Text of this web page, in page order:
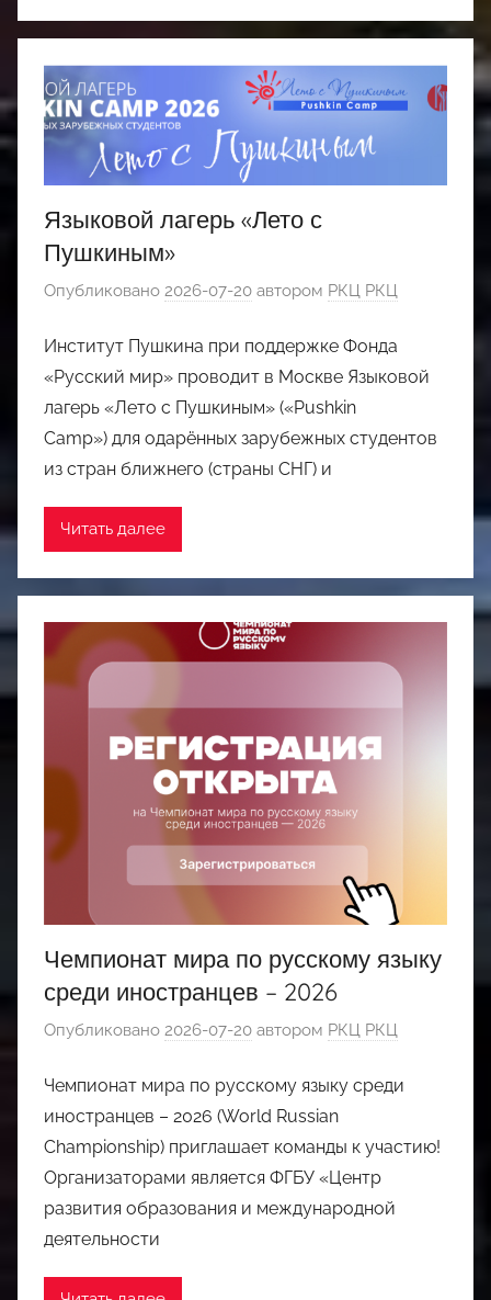
Языковой лагерь «Лето с
Пушкиным»
Опубликовано 2026-07-20 автором РКЦ РКЦ
Институт Пушкина при поддержке Фонда
«Русский мир» проводит в Москве Языковой
лагерь «Лето с Пушкиным» («Pushkin
Camp») для одарённых зарубежных студентов
из стран ближнего (страны СНГ) и
Читать далее
Чемпионат мира по русскому языку
среди иностранцев – 2026
Опубликовано 2026-07-20 автором РКЦ РКЦ
Чемпионат мира по русскому языку среди
иностранцев – 2026 (World Russian
Championship) приглашает команды к участию!
Организаторами является ФГБУ «Центр
развития образования и международной
деятельности